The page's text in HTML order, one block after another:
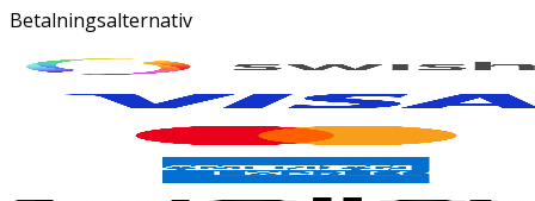
Betalningsalternativ